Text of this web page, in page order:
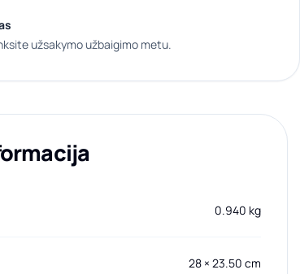
užsakymo užbaigimo metu.
0.940 kg
28 × 23.50 cm